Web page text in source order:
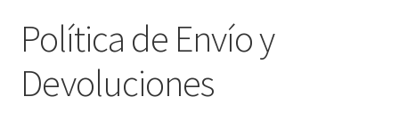
Tienda
Catálogo Empresas
Política de Envío y
Devoluciones